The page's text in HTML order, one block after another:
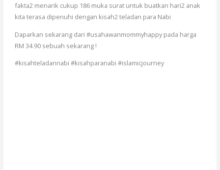
fakta2 menarik cukup 186 muka surat untuk buatkan hari2 anak
kita terasa dipenuhi dengan kisah2 teladan para Nabi
Daparkan sekarang dari #usahawanmommyhappy pada harga
RM 34.90 sebuah sekarang !
#kisahteladannabi #kisahparanabi #islamicjourney